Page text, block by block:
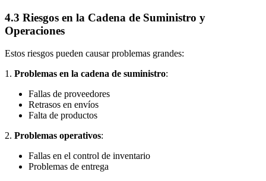
4.3 Riesgos en la Cadena de Suministro y
Operaciones
Estos riesgos pueden causar problemas grandes:
1. Problemas en la cadena de suministro:
Fallas de proveedores
Retrasos en envíos
Falta de productos
2. Problemas operativos:
Fallas en el control de inventario
Problemas de entrega